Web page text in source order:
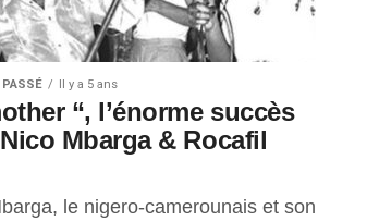
Il y a 5 ans
“, l’énorme succès
Mbarga & Rocafil
le nigero-camerounais et son